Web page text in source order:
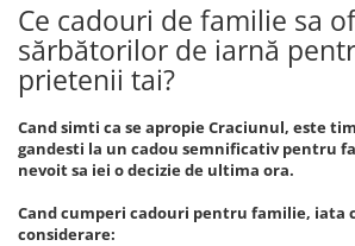
Ce cadouri de familie sa
sărbătorilor de iarnă
prietenii tai?
Cand simti ca se apropie Craciunul, este
gandesti la un cadou semnificativ pentru
nevoit sa iei o decizie de ultima ora.
Cand cumperi cadouri pentru familie, iata
considerare: